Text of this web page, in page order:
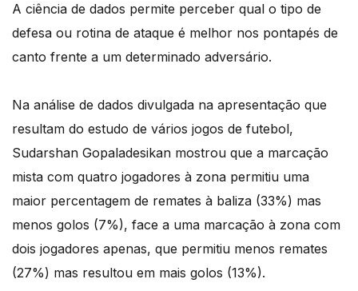
A ciência de dados permite perceber qual o tipo de
defesa ou rotina de ataque é melhor nos pontapés de
canto frente a um determinado adversário.
Na análise de dados divulgada na apresentação que
resultam do estudo de vários jogos de futebol,
Sudarshan Gopaladesikan mostrou que a marcação
mista com quatro jogadores à zona permitiu uma
maior percentagem de remates à baliza (33%) mas
menos golos (7%), face a uma marcação à zona com
dois jogadores apenas, que permitiu menos remates
(27%) mas resultou em mais golos (13%).